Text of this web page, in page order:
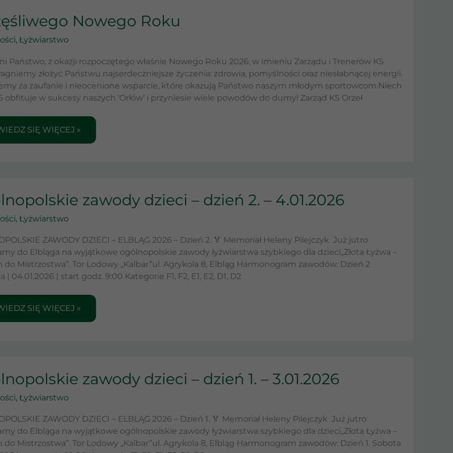
Nowego Roku
, Łyżwiarstwo
Państwo, z okazji rozpoczętego właśnie Nowego Roku 2026, w imieniu Zarządu i Trenerów KS
złożyć Państwu najserdeczniejsze życzenia: zdrowia, pomyślności oraz niesłabnącej energii.
za zaufanie i nieocenione wsparcie, które okazują Państwo naszym młodym sportowcom.Niech
obfituje w sukcesy naszych ‘Orłów’ i przyniesie wiele powodów do dumy! Zarząd KS Orzeł
SIĘ WIĘCEJ »
zawody dzieci – dzień 2. – 4.01.2026
, Łyżwiarstwo
ZAWODY DZIECI – ELBLĄG 2026 – Dzień 2. 🏅 Memoriał Heleny Pilejczyk Już jutro
do Elbląga na wyjątkowe ogólnopolskie zawody łyżwiarstwa szybkiego dla dzieci„Złota Łyżwa –
do Mistrzostwa”. Tor Lodowy „Kalbar”ul. Agrykola 8, Elbląg Harmonogram zawodów: Dzień 2
| 04.01.2026 | start godz. 9:00 Kategorie F1, F2, E1, E2, D1, D2
SIĘ WIĘCEJ »
zawody dzieci – dzień 1. – 3.01.2026
, Łyżwiarstwo
ZAWODY DZIECI – ELBLĄG 2026 – Dzień 1. 🏅 Memoriał Heleny Pilejczyk Już jutro
do Elbląga na wyjątkowe ogólnopolskie zawody łyżwiarstwa szybkiego dla dzieci„Złota Łyżwa –
do Mistrzostwa”. Tor Lodowy „Kalbar”ul. Agrykola 8, Elbląg Harmonogram zawodów: Dzień 1. Sobota